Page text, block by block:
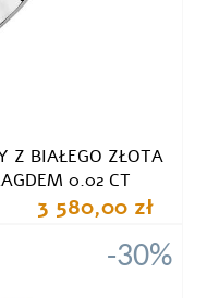
Z BIAŁEGO ZŁOTA
0.02 CT
3 580,00 zł
-30%